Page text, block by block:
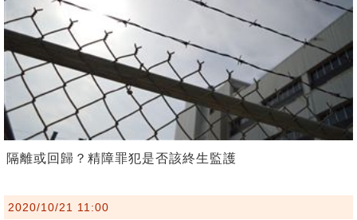
隔離或回歸？精障罪犯是否該終生監護
2020/10/21 11:00